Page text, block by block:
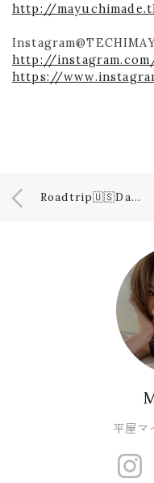
http://
http://
https://
Roadtrip🇺🇸Day3
平屋